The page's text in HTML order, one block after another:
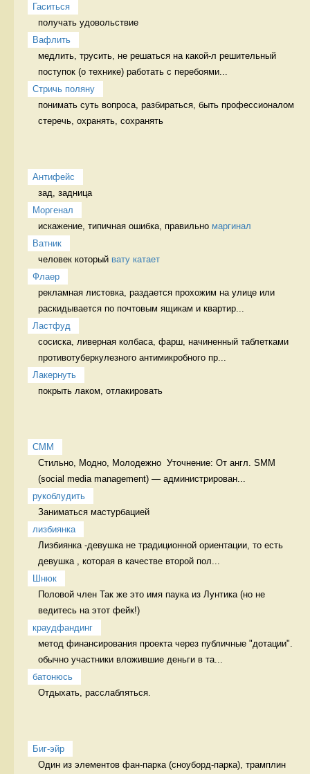
Гаситься
получать удовольствие
Вафлить
медлить, трусить, не решаться на какой-л решительный
поступок (о технике) работать с перебоями...
Стричь поляну
понимать суть вопроса, разбираться, быть профессионалом
стеречь, охранять, сохранять
Антифейс
зад, задница
Моргенал
искажение, типичная ошибка, правильно маргинал
Ватник
человек который вату катает
Флаер
рекламная листовка, раздается прохожим на улице или
раскидывается по почтовым ящикам и квартир...
Ластфуд
сосиска, ливерная колбаса, фарш, начиненный таблетками
противотуберкулезного антимикробного пр...
Лакернуть
покрыть лаком, отлакировать
СММ
Стильно, Модно, Молодежно  Уточнение: От англ. SMM
(social media management) — администрирован...
рукоблудить
Заниматься мастурбацией
лизбиянка
Лизбиянка -девушка не традиционной ориентации, то есть
девушка , которая в качестве второй пол...
Шнюк
Половой член Так же это имя паука из Лунтика (но не
ведитесь на этот фейк!)
краудфандинг
метод финансирования проекта через публичные "дотации".
обычно участники вложившие деньги в та...
батонюсь
Отдыхать, расслабляться.
Биг-эйр
Один из элементов фан-парка (сноуборд-парка), трамплин